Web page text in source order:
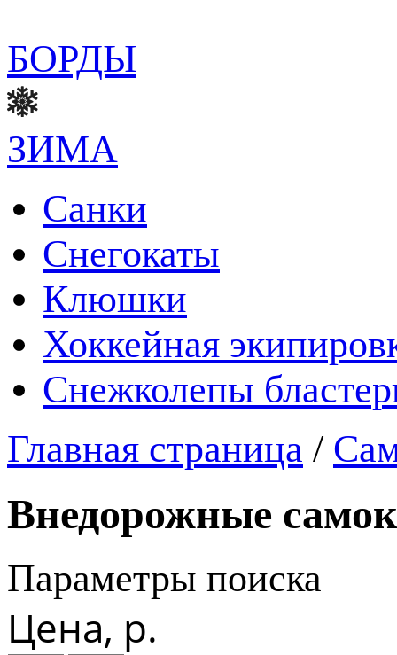
БОРДЫ
ЗИМА
Санки
Снегокаты
Клюшки
Хоккейная
Снежколепы
Главная страница /
Внедорожные
Параметры поиска
Цена, р.